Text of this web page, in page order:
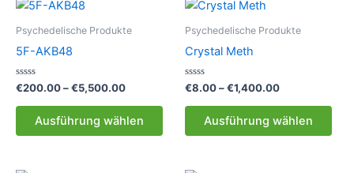
Psychedelische Produkte
5F-AKB48
Bewertet
mit
0
€200.00–€5,500.00Preisspanne:
bis
€5,500.00
Ausführung wählen
Dieses
Psychedelische Produkte
Crystal Meth
Bewertet
mit
0
€8.00–€1,400.00Preisspanne:
bis
€1,400.00
Ausführung wählen